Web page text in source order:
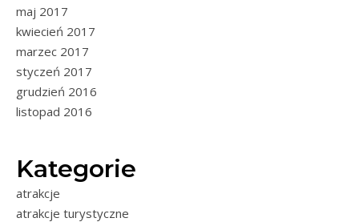
maj 2017
kwiecień 2017
marzec 2017
styczeń 2017
grudzień 2016
listopad 2016
Kategorie
atrakcje
atrakcje turystyczne